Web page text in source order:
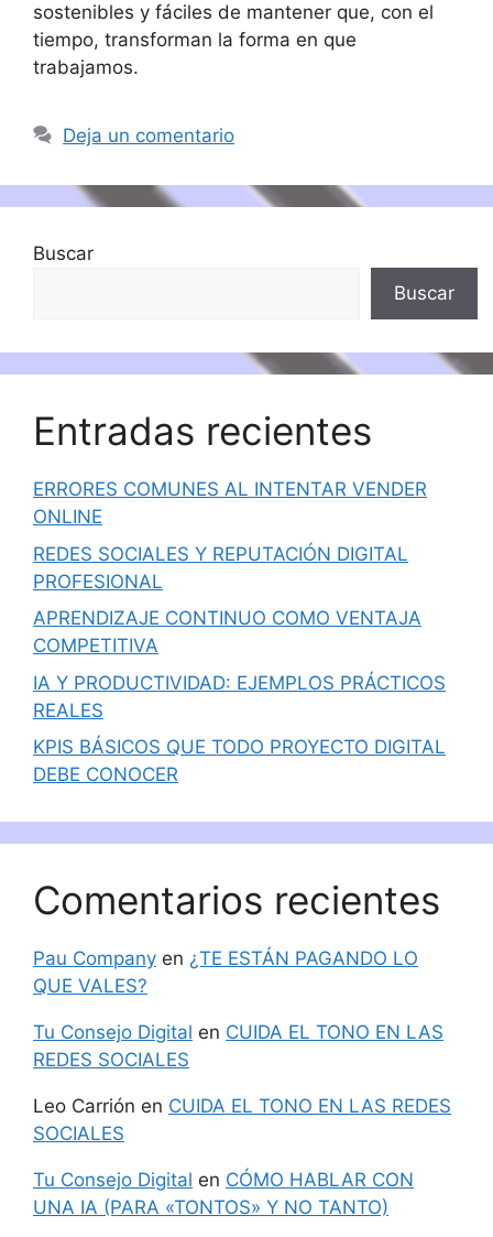
sostenibles y fáciles de mantener que, con el
tiempo, transforman la forma en que
trabajamos.
Deja un comentario
Buscar
Buscar
Entradas recientes
ERRORES COMUNES AL INTENTAR VENDER
ONLINE
REDES SOCIALES Y REPUTACIÓN DIGITAL
PROFESIONAL
APRENDIZAJE CONTINUO COMO VENTAJA
COMPETITIVA
IA Y PRODUCTIVIDAD: EJEMPLOS PRÁCTICOS
REALES
KPIS BÁSICOS QUE TODO PROYECTO DIGITAL
DEBE CONOCER
Comentarios recientes
Pau Company en ¿TE ESTÁN PAGANDO LO
QUE VALES?
Tu Consejo Digital en CUIDA EL TONO EN LAS
REDES SOCIALES
Leo Carrión en CUIDA EL TONO EN LAS REDES
SOCIALES
Tu Consejo Digital en CÓMO HABLAR CON
UNA IA (PARA «TONTOS» Y NO TANTO)